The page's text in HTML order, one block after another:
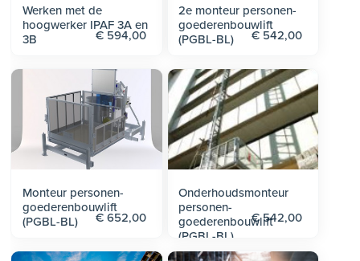
Werken met de
hoogwerker IPAF 3A en
3B
€ 594,00
2e monteur personen-
goederenbouwlift
(PGBL-BL)
€ 542,00
Monteur personen-
goederenbouwlift
(PGBL-BL)
€ 652,00
Onderhoudsmonteur
personen-
goederenbouwlift
(PGBL-BL)
€ 542,00